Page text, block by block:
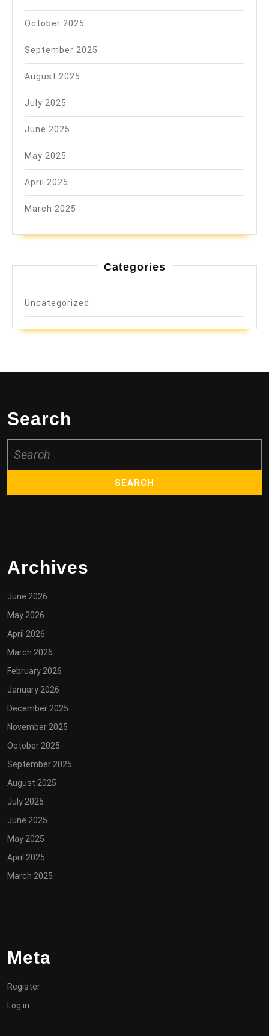
October 2025
September 2025
August 2025
July 2025
June 2025
May 2025
April 2025
March 2025
Categories
Uncategorized
Search
for:
Archives
June 2026
May 2026
April 2026
March 2026
February 2026
January 2026
December 2025
November 2025
October 2025
September 2025
August 2025
July 2025
June 2025
May 2025
April 2025
March 2025
Meta
Register
Log in